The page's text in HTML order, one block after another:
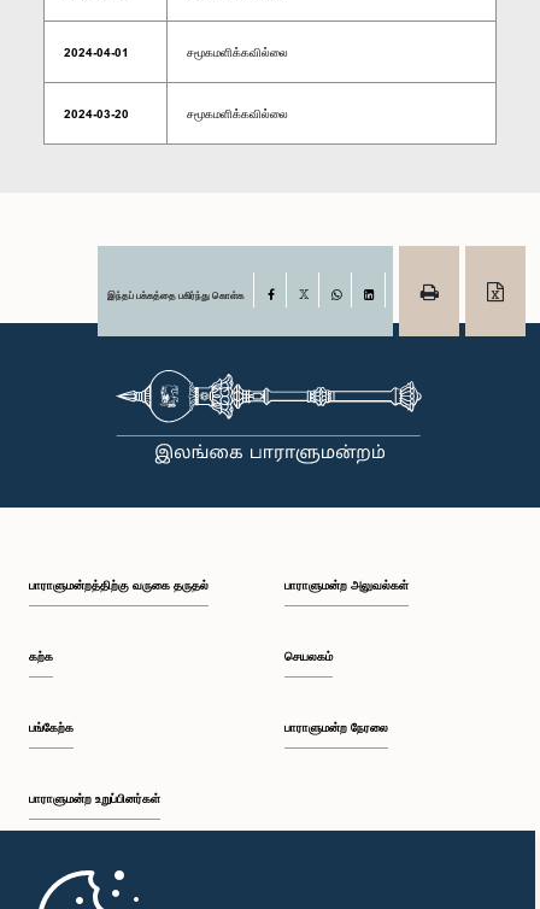
2024-04-01 சமூகமளிக்கவில்லை
2024-03-20 சமூகமளிக்கவில்லை
இந்தப் பக்கத்தை பகிர்ந்து கொள்க Facebook
பாராளுமன்றத்திற்கு வருகை தருதல்
கற்க
பங்கேற்க
பாராளுமன்ற உறுப்பினர்கள்
முதற்பக்கம்
பாராளுமன்ற அலுவல்கள்
செயலகம்
பாராளுமன்ற நேரலை